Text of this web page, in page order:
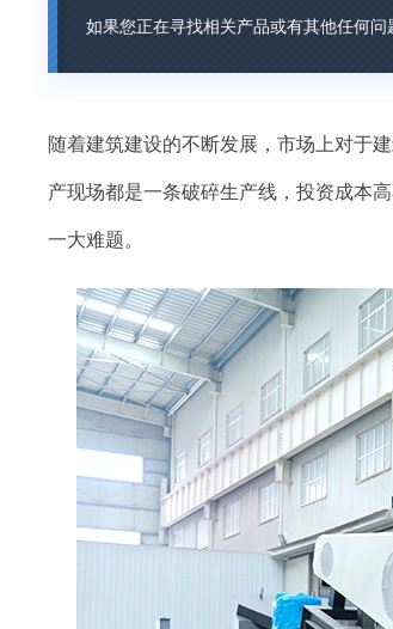
如果您正在寻找相关产品或有其他任何
随着建筑建设的不断发展，市场上对于
产现场都是一条破碎生产线，投资成本
一大难题。